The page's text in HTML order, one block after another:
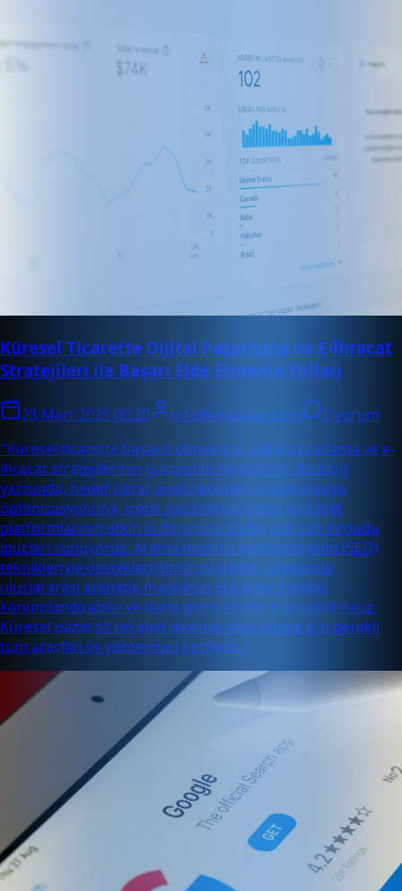
Küresel Ticarette Dijital Pazarlama ve E-İhracat
Stratejileri ile Başarı Elde Etmenin Yolları
28 Mart 2025 00:30 info@enabase.com
0 yorum
"Küresel ticarette başarılı olmak için dijital pazarlama ve e-
ihracat stratejilerinin gücünden faydalanın. Bu blog
yazısında, hedef pazar analizlerinden sosyal medya
optimizasyonuna, içerik pazarlamasından e-ticaret
platformlarının etkin kullanımına kadar pek çok konuda
ipuçları sunuyoruz. Arama motoru optimizasyonu (SEO)
teknikleriyle desteklediğimiz stratejiler sayesinde,
uluslararası arenada markanızı güçlü bir şekilde
konumlandırabilir ve daha geniş kitlelere ulaşabilirsiniz.
Küresel pazarda rekabet avantajı elde etmek için gerekli
tüm araçları ve yöntemleri keşfedin."